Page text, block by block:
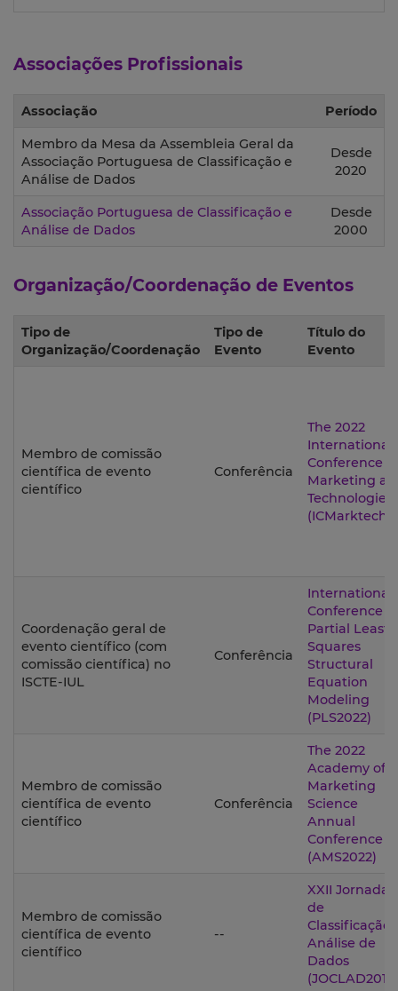
Associações Profissionais
Associação Período
Membro da Mesa da Assembleia Geral da
Associação Portuguesa de Classificação e
Análise de Dados
Desde
2020
Associação Portuguesa de Classificação e
Análise de Dados
Desde
2000
Organização/Coordenação de Eventos
Tipo de
Organização/Coordenação
Tipo de
Evento
Título do
Evento
Membro de comissão
científica de evento
científico
Conferência
The 2022
International
Conference
Marketing
Technologies
Coordenação geral de
evento científico (com
comissão científica) no
ISCTE-IUL
Conferência
International
Conference
Partial Least
Squares
Structural
Equation
Modeling
(PLS2022)
Membro de comissão
científica de evento
científico
Conferência
The 2022
Academy of
Marketing
Science
Annual
Conference
(AMS2022)
Membro de comissão
científica de evento
científico
--
XXII Jornadas
de
Classificação
Análise de
Dados
(JOCLAD2015)